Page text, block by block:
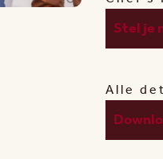
Stel je
Alle